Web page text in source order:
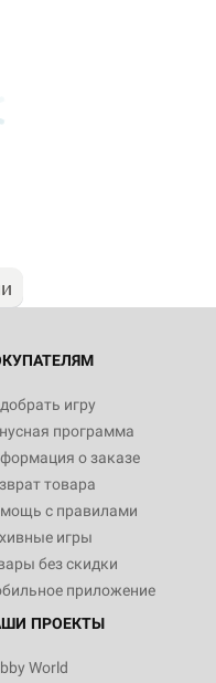
игру
программа
о заказе
товара
с правилами
игры
без скидки
приложение
ПРОЕКТЫ
World